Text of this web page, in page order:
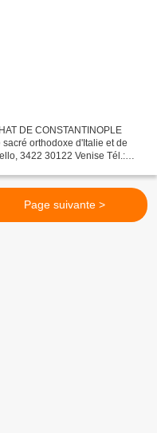
DE CONSTANTINOPLE
orthodoxe d'Italie et de
3422 30122 Venise Tél.:
Page suivante >